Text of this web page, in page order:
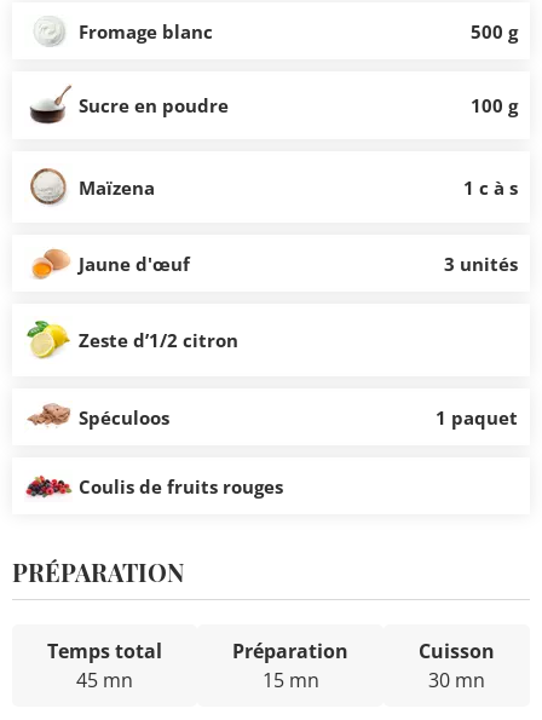
Fromage blanc 500 g
Sucre en poudre 100 g
Maïzena 1 c à s
Jaune d'œuf 3 unités
Zeste d’1/2 citron
Spéculoos 1 paquet
Coulis de fruits rouges
PRÉPARATION
Temps total
45 mn
Préparation
15 mn
Cuisson
30 mn